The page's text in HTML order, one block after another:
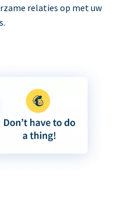
relaties op met uw